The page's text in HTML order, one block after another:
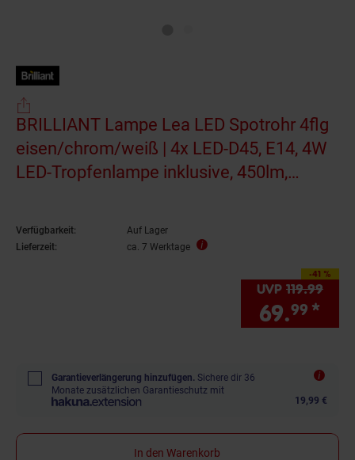
BRILLIANT Lampe Lea LED Spotrohr 4flg
eisen/chrom/weiß | 4x LED-D45, E14, 4W
LED-Tropfenlampe inklusive, 450lm,
Verfügbarkeit:
Auf Lager
Lieferzeit:
ca. 7 Werktage
-41 %
Sie Sparen 41
UVP 119.99UVP
69.99 *
Garantieverlängerung hinzufügen. Sichere dir 36
Monate zusätzlichen Garantieschutz mit
19,99 €
In den Warenkorb